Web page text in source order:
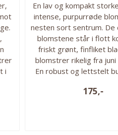
i
En lav og kompakt
intense, purpurrøde
nesten sort sentrum. De
blomstene står i flott
friskt grønt, finfliket
blomstrer rikelig fra juni
En robust og lettstelt
bedet. Ca 20 cm høy.
175,-